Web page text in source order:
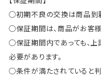
○初期不良の交換は商品到
○保証期間は、商品がお客
○保証期間内であっても、上
必要があります。
○条件が満たされていると